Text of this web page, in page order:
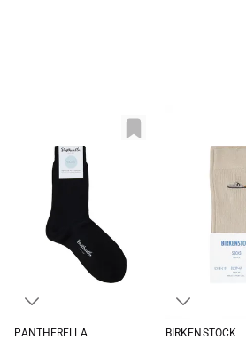
PANTHERELLA
BIRKENSTOCK